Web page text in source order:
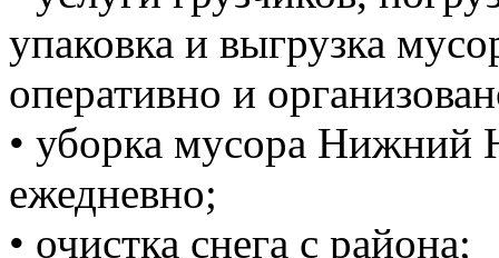
упаковка и выгрузка
оперативно и
• уборка мусора Нижний
ежедневно;
• очистка снега с района;